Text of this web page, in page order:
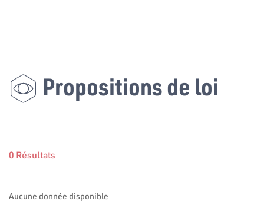
Propositions de loi
0 Résultats
Aucune donnée disponible